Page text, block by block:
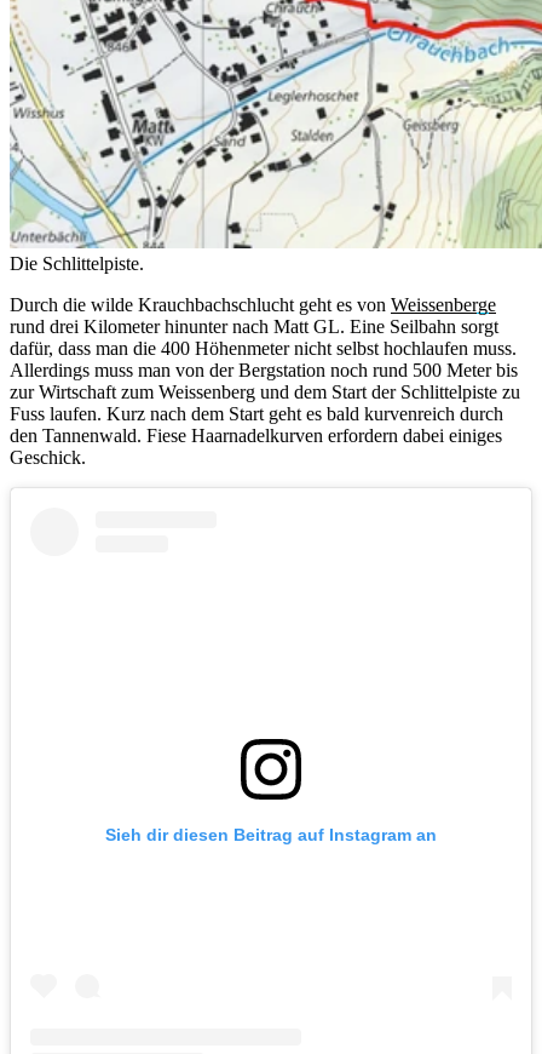
Die Schlittelpiste.
Durch die wilde Krauchbachschlucht geht es von Weissenberge
rund drei Kilometer hinunter nach Matt GL. Eine Seilbahn sorgt
dafür, dass man die 400 Höhenmeter nicht selbst hochlaufen muss.
Allerdings muss man von der Bergstation noch rund 500 Meter bis
zur Wirtschaft zum Weissenberg und dem Start der Schlittelpiste zu
Fuss laufen. Kurz nach dem Start geht es bald kurvenreich durch
den Tannenwald. Fiese Haarnadelkurven erfordern dabei einiges
Geschick.
Sieh dir diesen Beitrag auf Instagram an